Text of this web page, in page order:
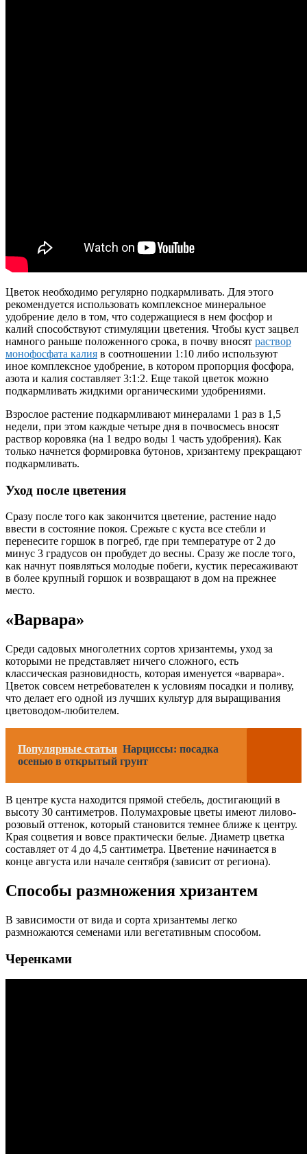
Цветок необходимо регулярно подкармливать. Для этого
рекомендуется использовать комплексное минеральное
удобрение дело в том, что содержащиеся в нем фосфор и
калий способствуют стимуляции цветения. Чтобы куст зацвел
намного раньше положенного срока, в почву вносят раствор
монофосфата калия в соотношении 1:10 либо используют
иное комплексное удобрение, в котором пропорция фосфора,
азота и калия составляет 3:1:2. Еще такой цветок можно
подкармливать жидкими органическими удобрениями.
Взрослое растение подкармливают минералами 1 раз в 1,5
недели, при этом каждые четыре дня в почвосмесь вносят
раствор коровяка (на 1 ведро воды 1 часть удобрения). Как
только начнется формировка бутонов, хризантему прекращают
подкармливать.
Уход после цветения
Сразу после того как закончится цветение, растение надо
ввести в состояние покоя. Срежьте с куста все стебли и
перенесите горшок в погреб, где при температуре от 2 до
минус 3 градусов он пробудет до весны. Сразу же после того,
как начнут появляться молодые побеги, кустик пересаживают
в более крупный горшок и возвращают в дом на прежнее
место.
«Варвара»
Среди садовых многолетних сортов хризантемы, уход за
которыми не представляет ничего сложного, есть
классическая разновидность, которая именуется «варвара».
Цветок совсем нетребователен к условиям посадки и поливу,
что делает его одной из лучших культур для выращивания
цветоводом-любителем.
Популярные статьи Нарциссы: посадка
осенью в открытый грунт
В центре куста находится прямой стебель, достигающий в
высоту 30 сантиметров. Полумахровые цветы имеют лилово-
розовый оттенок, который становится темнее ближе к центру.
Края соцветия и вовсе практически белые. Диаметр цветка
составляет от 4 до 4,5 сантиметра. Цветение начинается в
конце августа или начале сентября (зависит от региона).
Способы размножения хризантем
В зависимости от вида и сорта хризантемы легко
размножаются семенами или вегетативным способом.
Черенками